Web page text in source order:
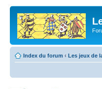
Index du forum ‹ Les jeux de